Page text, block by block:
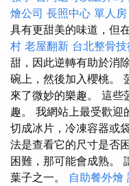
燴公司 長照中心 單人房
具有更甜美的味道，但
村 老屋翻新 台北整骨
甜，因此逆轉有助於消
碗上，然後加入櫻桃。
來了微妙的樂趣。 這些
趣。 我網站上最受歡迎
切成冰片，冷凍容器或
法是查看它的尺寸是否
困難，那可能會成熟。
葉子之一。 自助餐外燴